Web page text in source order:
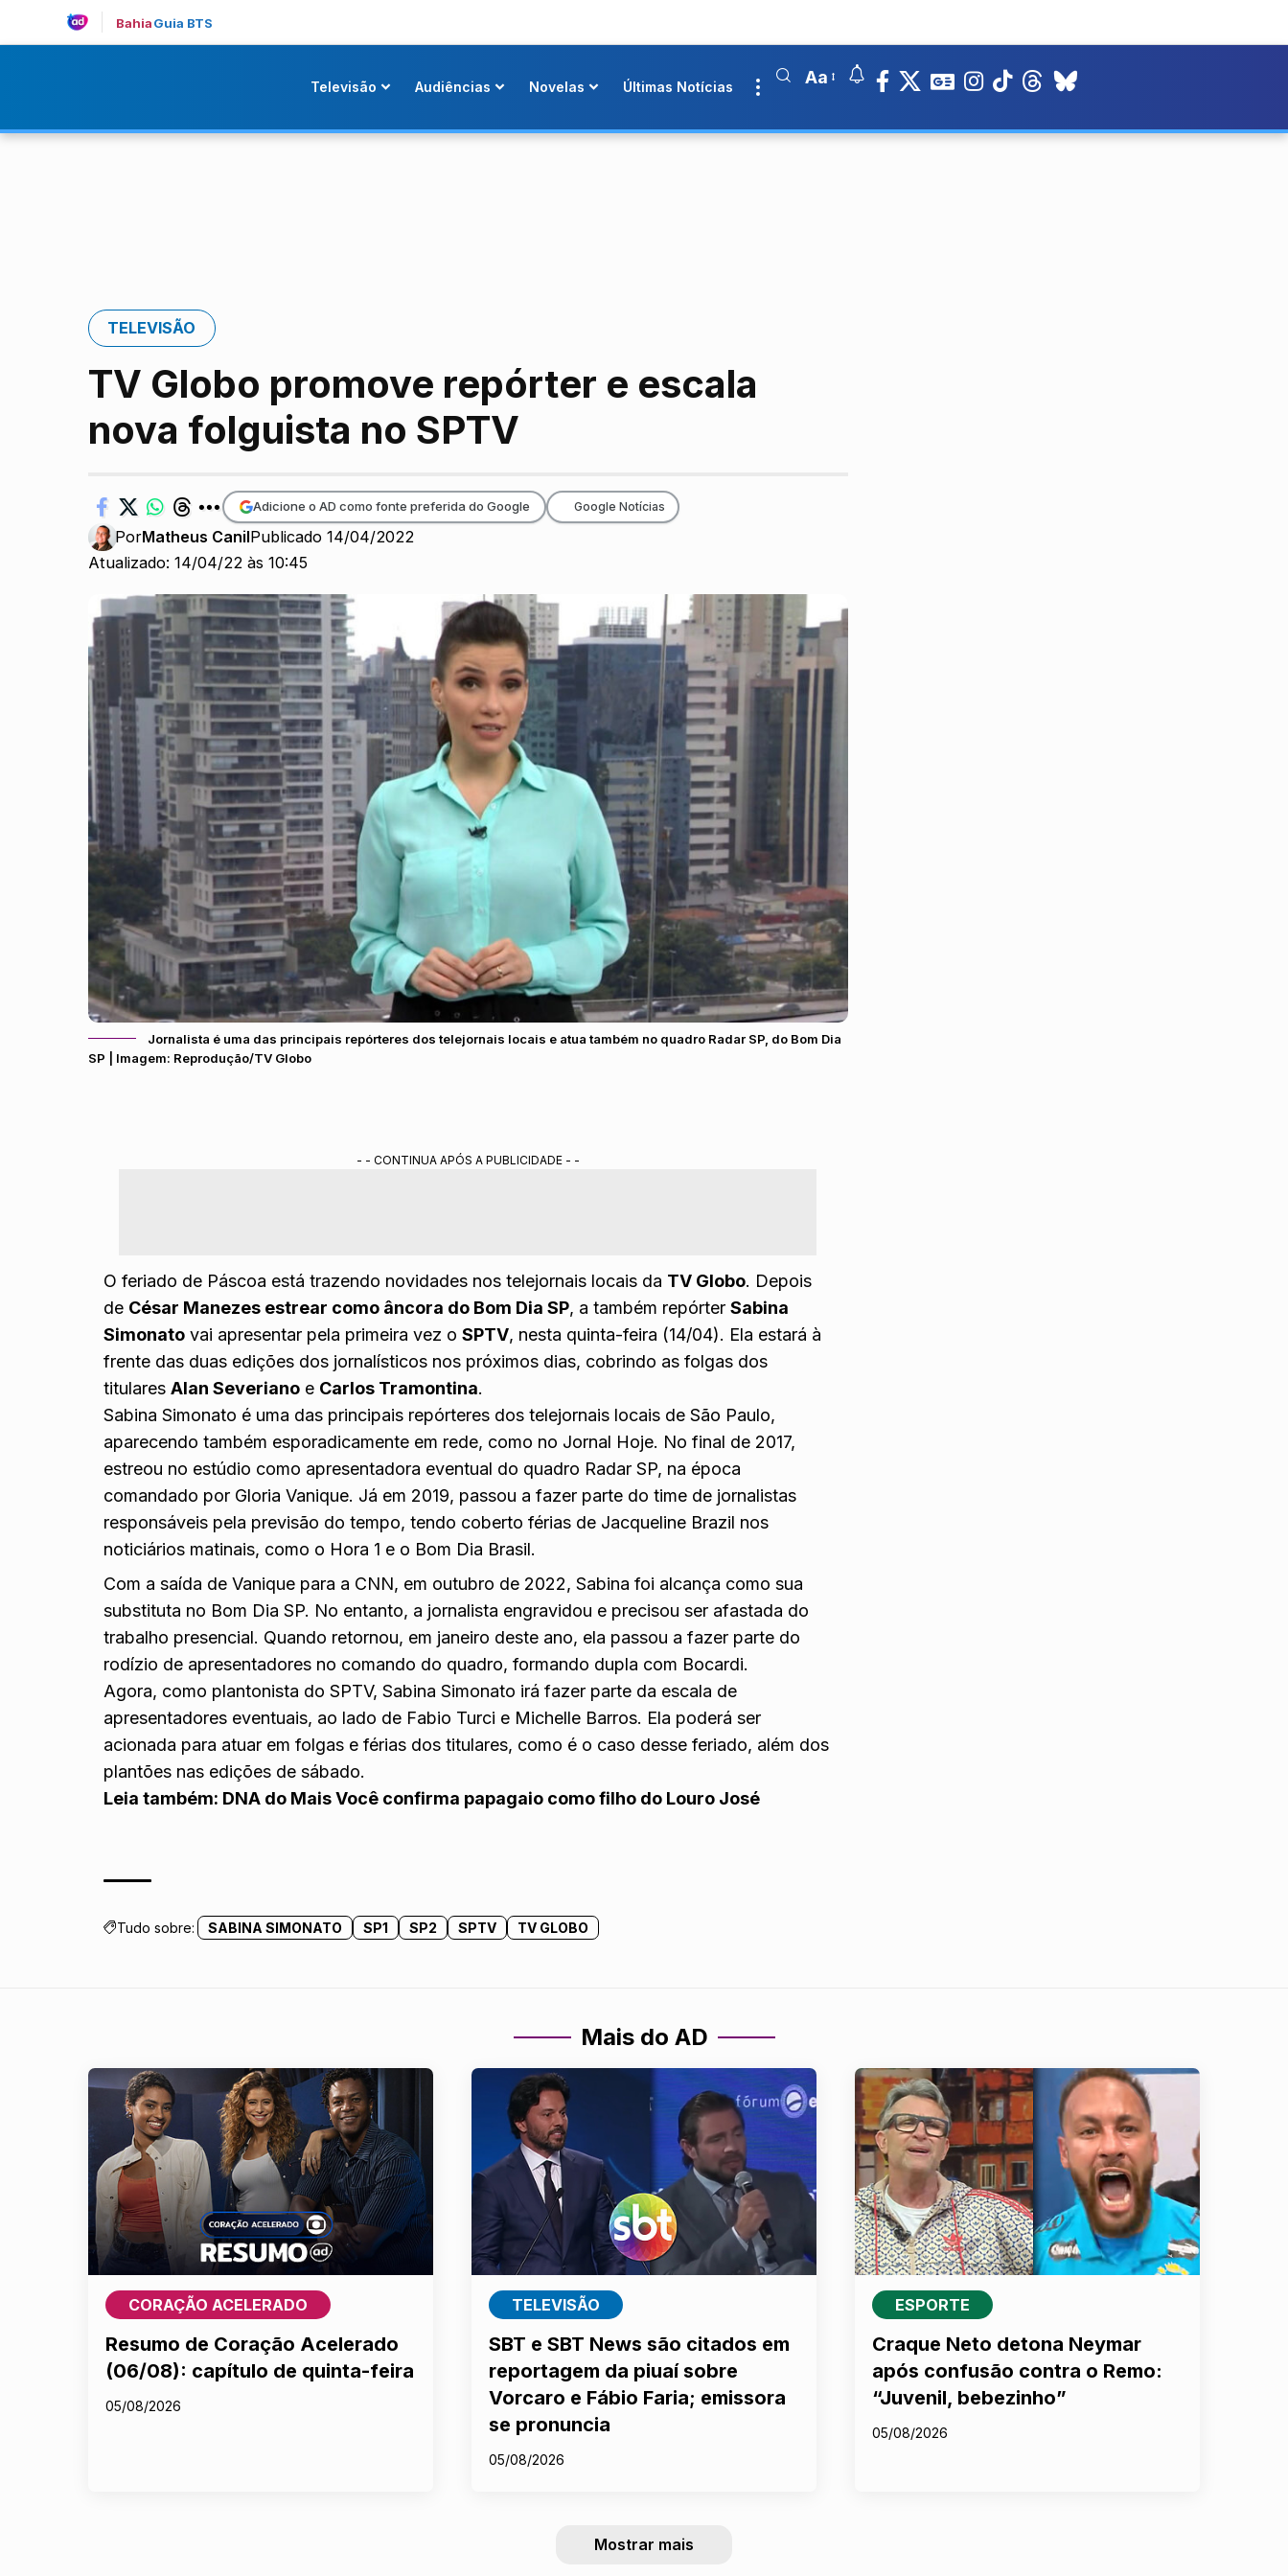
BahiaGuia BTS
Televisão Audiências Novelas Últimas Notícias Aa
TELEVISÃO
TV Globo promove repórter e escala
nova folguista no SPTV
Atualizado: 14/04/22 às 10:45
PorMatheus CanilPublicado 14/04/2022
Adicione o AD como fonte preferida do Google Google Notícias
Jornalista é uma das principais repórteres dos telejornais locais e atua também no quadro Radar SP, do Bom Dia
SP | Imagem: Reprodução/TV Globo
- - CONTINUA APÓS A PUBLICIDADE - -
O feriado de Páscoa está trazendo novidades nos telejornais locais da TV Globo. Depois
de César Manezes estrear como âncora do Bom Dia SP, a também repórterSabina
Simonato vai apresentar pela primeira vez oSPTV, nesta quinta-feira (14/04). Ela estará à
frente das duas edições dos jornalísticos nos próximos dias, cobrindo as folgas dos
titularesAlan Severiano e Carlos Tramontina.
Sabina Simonato é uma das principais repórteres dos telejornais locais de São Paulo,
aparecendo também esporadicamente em rede, como no Jornal Hoje. No final de 2017,
estreou no estúdio como apresentadora eventual do quadro Radar SP, na época
comandado por Gloria Vanique. Já em 2019, passou a fazer parte do time de jornalistas
responsáveis pela previsão do tempo, tendo coberto férias de Jacqueline Brazil nos
noticiários matinais, como o Hora 1 e o Bom Dia Brasil.
Com a saída de Vanique para a CNN, em outubro de 2022, Sabina foi alcança como sua
substituta no Bom Dia SP. No entanto, a jornalista engravidou e precisou ser afastada do
trabalho presencial. Quando retornou, em janeiro deste ano, ela passou a fazer parte do
rodízio de apresentadores no comando do quadro, formando dupla com Bocardi.
Agora, como plantonista do SPTV, Sabina Simonato irá fazer parte da escala de
apresentadores eventuais, ao lado de Fabio Turci e Michelle Barros. Ela poderá ser
acionada para atuar em folgas e férias dos titulares, como é o caso desse feriado, além dos
plantões nas edições de sábado.
Leia também: DNA do Mais Você confirma papagaio como filho do Louro José
Tudo sobre: SABINA SIMONATO SP1 SP2 SPTV TV GLOBO
Mais do AD
CORAÇÃO ACELERADO
Resumo de Coração Acelerado
(06/08): capítulo de quinta-feira
05/08/2026
TELEVISÃO
SBT e SBT News são citados em
reportagem da piuaí sobre
Vorcaro e Fábio Faria; emissora
se pronuncia
05/08/2026
ESPORTE
Craque Neto detona Neymar
após confusão contra o Remo:
“Juvenil, bebezinho”
05/08/2026
Mostrar mais